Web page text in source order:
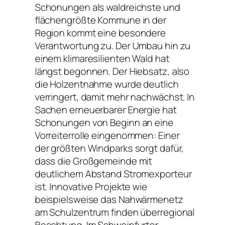
Schonungen als waldreichste und
flächengrößte Kommune in der
Region kommt eine besondere
Verantwortung zu. Der Umbau hin zu
einem klimaresilienten Wald hat
längst begonnen. Der Hiebsatz, also
die Holzentnahme wurde deutlich
verringert, damit mehr nachwächst. In
Sachen erneuerbarer Energie hat
Schonungen von Beginn an eine
Vorreiterrolle eingenommen: Einer
der größten Windparks sorgt dafür,
dass die Großgemeinde mit
deutlichem Abstand Stromexporteur
ist. Innovative Projekte wie
beispielsweise das Nahwärmenetz
am Schulzentrum finden überregional